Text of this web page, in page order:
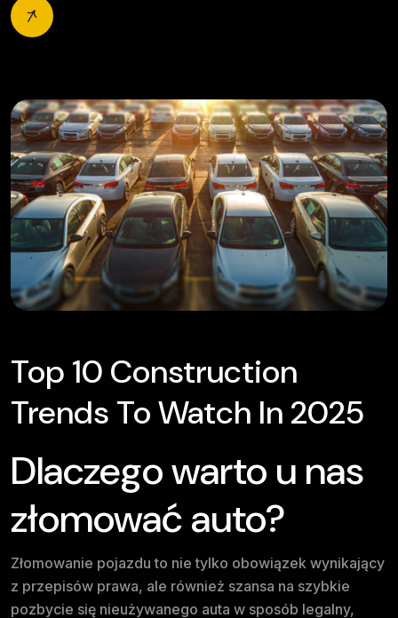
Top 10 Construction
Trends To Watch In 2025
Dlaczego warto u nas
złomować auto?
Złomowanie pojazdu to nie tylko obowiązek wynikający
z przepisów prawa, ale również szansa na szybkie
pozbycie się nieużywanego auta w sposób legalny,